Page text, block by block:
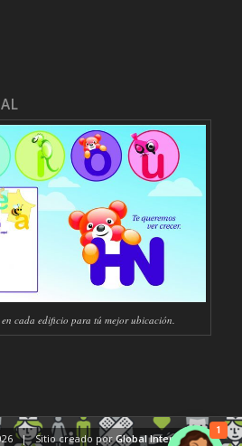
1
cada edificio para tú mejor ubicación.
| Sitio creado porGlobal Internet